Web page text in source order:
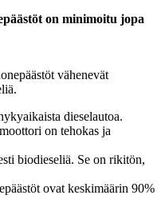
on minimoitu jopa
vähenevät
dieselautoa.
on tehokas ja
biodieseliä. Se on rikitön,
ovat keskimäärin 90%